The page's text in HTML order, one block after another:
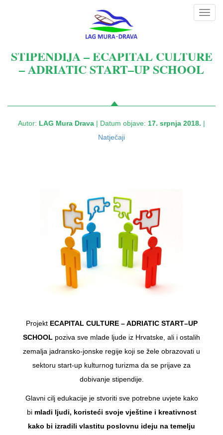
STIPENDIJA – ECAPITAL CULTURE
– ADRIATIC START–UP SCHOOL
Autor: LAG Mura Drava | Datum objave: 17. srpnja 2018. |
Natječaji
Projekt ECAPITAL CULTURE – ADRIATIC START–UP
SCHOOL poziva sve mlade ljude iz Hrvatske, ali i ostalih
zemalja jadransko-jonske regije koji se žele obrazovati u
sektoru start-up kulturnog turizma da se prijave za
dobivanje stipendije.
Glavni cilj edukacije je stvoriti sve potrebne uvjete kako
bi mladi ljudi, koristeći svoje vještine i kreativnost
kako bi izradili vlastitu poslovnu ideju na temelju